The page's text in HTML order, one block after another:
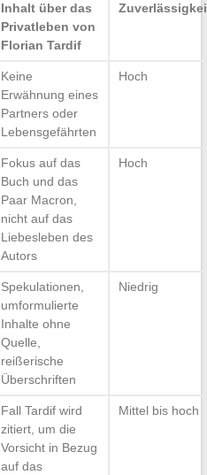
Inhalt über das
Privatleben von
Florian Tardif
Keine
Erwähnung eines
Partners oder
Lebensgefährten
Hoch
Fokus auf das
Buch und das
Paar Macron,
nicht auf das
Liebesleben des
Autors
Hoch
Spekulationen,
umformulierte
Inhalte ohne
Quelle,
reißerische
Überschriften
Niedrig
Fall Tardif wird
zitiert, um die
Vorsicht in Bezug
auf das
Mittel bis hoch